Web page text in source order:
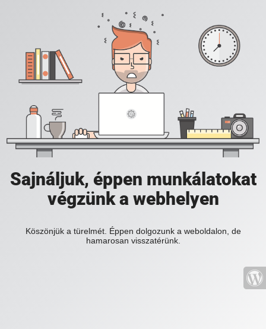
Sajnáljuk, éppen munkálatokat
végzünk a webhelyen
Köszönjük a türelmét. Éppen dolgozunk a weboldalon, de
hamarosan visszatérünk.